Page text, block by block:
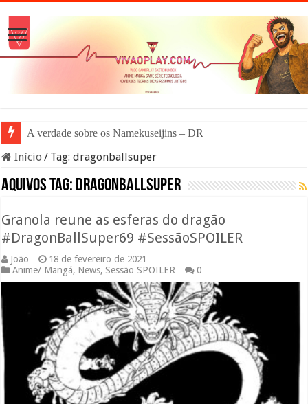
A verdade sobre os Namekuseijins – DRAGON BALL
Início / Tag:dragonballsuper
Aquivos tag: dragonballsuper
Granola reune as esferas do dragão
#DragonBallSuper69 #SessãoSPOILER
João
18 de fevereiro de 2021
Anime/ Mangá, News, Sessão SPOILER 0